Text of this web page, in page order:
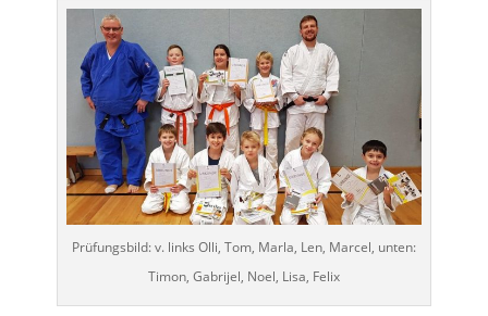
Prüfungsbild: v. links Olli, Tom, Marla, Len, Marcel, unten:
Timon, Gabrijel, Noel, Lisa, Felix